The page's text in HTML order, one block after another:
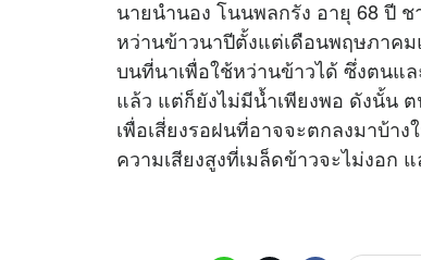
นายนำนอง โนนพลกรัง อายุ 68 ปี
หว่านข้าวนาปีตั้งแต่เดือนพฤษภาค
บนที่นาเพื่อใช้หว่านข้าวได้ ซึ่งตนแ
แล้ว แต่ก็ยังไม่มีน้ำเพียงพอ ดังนั้น
เพื่อเสี่ยงรอฝนที่อาจจะตกลงมาบ้า
ความเสียงสูงที่เมล็ดข้าวจะไม่งอก